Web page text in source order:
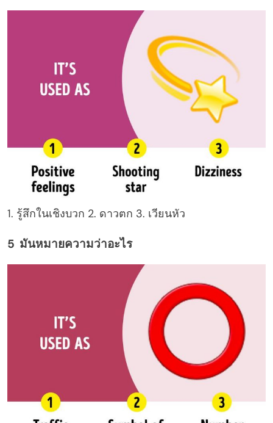
1. รู้สึกในเชิงบวก 2. ดาวตก 3. เวียนหัว
5 มันหมายความว่าอะไร